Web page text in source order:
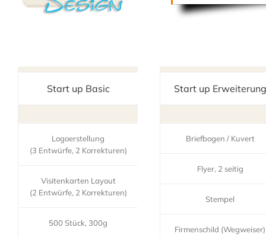
Start up Basic
Logoerstellung
(3 Entwürfe, 2 Korrekturen)
Visitenkarten Layout
(2 Entwürfe, 2 Korrekturen)
500 Stück, 300g
Start up Erweiterung
Briefbogen / Kuvert
Flyer, 2 seitig
Stempel
Firmenschild (Wegweiser)